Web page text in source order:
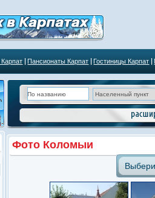
Пансионаты Карпат Гостиницы Карпат
Фото Коломыи